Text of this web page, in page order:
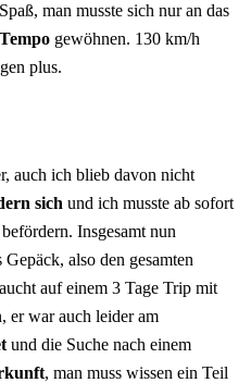
man musste sich nur an das
gewöhnen. 130 km/h
plus.
auch ich blieb davon nicht
sich und ich musste ab sofort
Insgesamt nun
also den gesamten
auf einem 3 Tage Trip mit
er war auch leider am
und die Suche nach einem
, man muss wissen ein Teil